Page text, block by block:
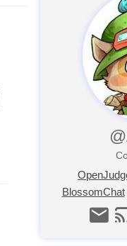
BlossomChat